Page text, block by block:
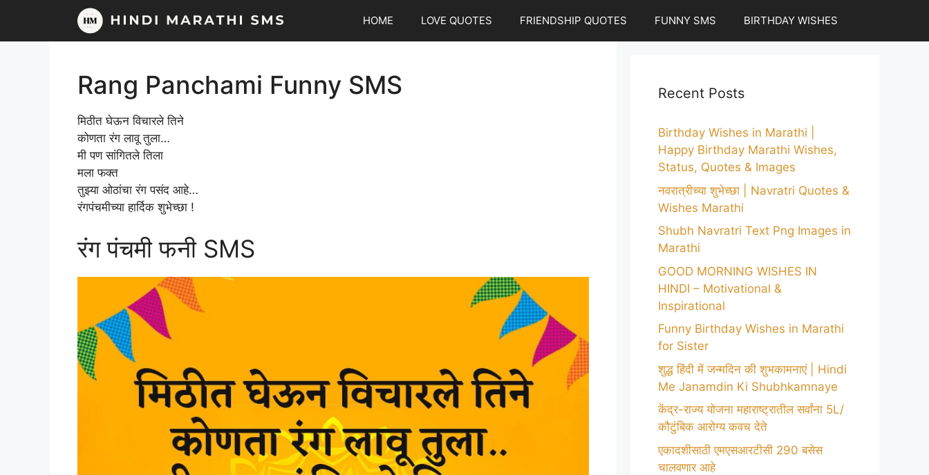
content
HOME LOVE QUOTES FRIENDSHIP QUOTES FUNNY SMS BIRTHDAY WISHES
Rang Panchami Funny SMS
मिठीत घेऊन विचारले तिने
कोणता रंग लावू तुला…
मी पण सांगितले तिला
मला फक्त
तुझ्या ओठांचा रंग पसंद आहे…
रंगपंचमीच्या हार्दिक शुभेच्छा !
रंग पंचमी फनी SMS
Recent Posts
Birthday Wishes in Marathi |
Happy Birthday Marathi Wishes,
Status, Quotes & Images
नवरात्रीच्या शुभेच्छा | Navratri Quotes &
Wishes Marathi
Shubh Navratri Text Png Images in
Marathi
GOOD MORNING WISHES IN
HINDI – Motivational &
Inspirational
Funny Birthday Wishes in Marathi
for Sister
शुद्ध हिंदी में जन्मदिन की शुभकामनाएं | Hindi
Me Janamdin Ki Shubhkamnaye
केंद्र-राज्य योजना महाराष्ट्रातील सर्वांना 5L/
कौटुंबिक आरोग्य कवच देते
एकादशीसाठी एमएसआरटीसी 290 बसेस
चालवणार आहे